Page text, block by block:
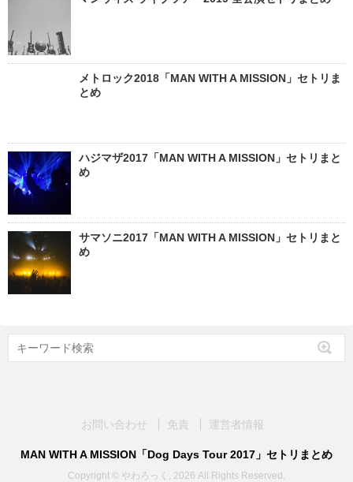
メトロック2018「MAN WITH A MISSION」セトリま
とめ
ハジマザ2017「MAN WITH A MISSION」セトリまと
め
サマソニ2017「MAN WITH A MISSION」セトリまと
め
お問い合わせ 免責 運営者情報
MAN WITH A MISSION「Dog Days Tour 2017」セトリまとめ
Copyright © やわろっく, 2026 All Rights Reserved.